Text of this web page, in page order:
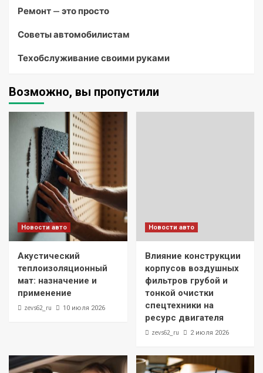
Ремонт — это просто
Советы автомобилистам
Техобслуживание своими руками
Возможно, вы пропустили
Новости авто
Акустический
теплоизоляционный
мат: назначение и
применение
zevs62_ru 10 июля 2026
Новости авто
Влияние конструкции
корпусов воздушных
фильтров грубой и
тонкой очистки
спецтехники на
ресурс двигателя
zevs62_ru 2 июля 2026